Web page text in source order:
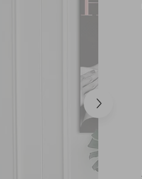
Næste
produkt